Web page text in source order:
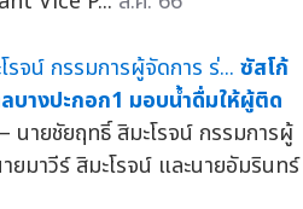
ซัสโก้
บางปะกอก1 มอบน้ำดื่มให้ผู้ติด
นายชัยฤทธิ์ สิมะโรจน์ กรรมการผู้
ยมาวีร์ สิมะโรจน์ และนายอัมรินทร์